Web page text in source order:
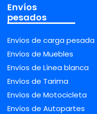
Envíos
pesados
Envíos de carga pesada
Envíos de Muebles
Envíos de Línea blanca
Envíos de Tarima
Envíos de Motocicleta
Envíos de Autopartes